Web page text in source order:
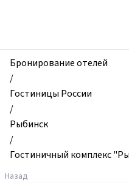
Гостиничный
комплекс
"Рыбинск",
Рыбинск,
Россия
Бронирование отелей
/
Гостиницы России
/
Рыбинск
/
Гостиничный комплекс
Назад